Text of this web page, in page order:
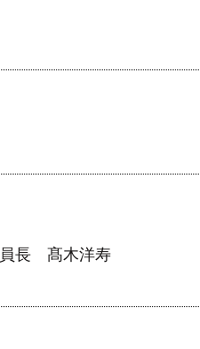
長 髙木洋寿